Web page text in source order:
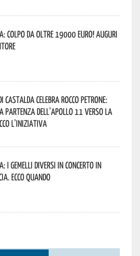
colpo da oltre 19000 Euro! Auguri
Castalda celebra Rocco Petrone:
partenza dell’Apollo 11 verso la
l’iniziativa
i Gemelli DiVersi in concerto in
Ecco quando